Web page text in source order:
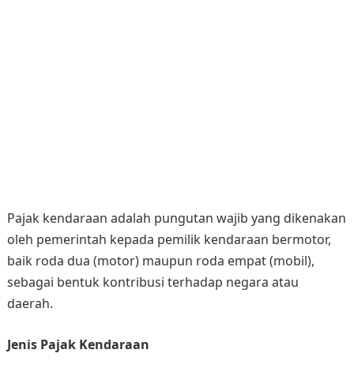
Pajak kendaraan adalah pungutan wajib yang dikenakan
oleh pemerintah kepada pemilik kendaraan bermotor,
baik roda dua (motor) maupun roda empat (mobil),
sebagai bentuk kontribusi terhadap negara atau
daerah.
Jenis Pajak Kendaraan